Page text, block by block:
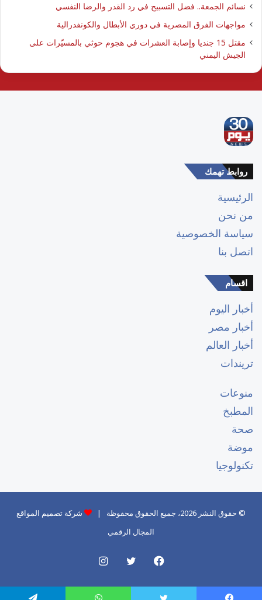
نسائم الجمعة.. فضل التسبيح في رد القدر والرضا النفسي
مواجهات الفرق المصرية في دوري الأبطال والكونفدرالية
مقتل 15 جنديا وإصابة العشرات في هجوم حوثي بالمسيّرات على
الجيش اليمني
روابط تهمك
الرئيسية
من نحن
سياسة الخصوصية
اتصل بنا
اقسام
أخبار اليوم
أخبار مصر
أخبار العالم
تريندات
منوعات
المطبخ
صحة
موضة
تكنولوجيا
© حقوق النشر 2026، جميع الحقوق محفوظة |
شركة تصميم المواقع
المجال الرقمي
فيسبوك تويتر انستقرام